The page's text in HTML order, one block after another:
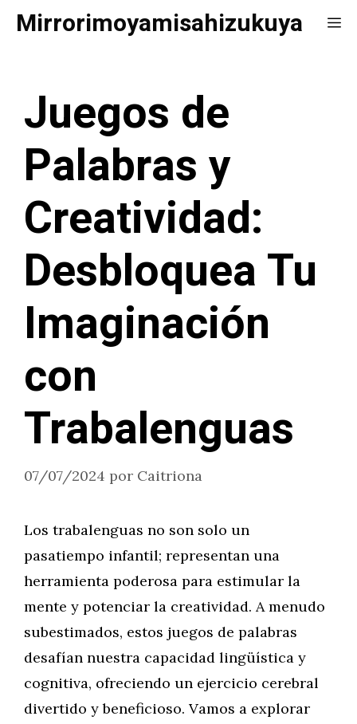
Saltar
Mirrorimoyamisahizukuya
Juegos de
Palabras y
Creatividad:
Desbloquea Tu
Imaginación
con
Trabalenguas
07/07/2024 por Caitriona
Los trabalenguas no son solo un
pasatiempo infantil; representan una
herramienta poderosa para estimular la
mente y potenciar la creatividad. A menudo
subestimados, estos juegos de palabras
desafían nuestra capacidad lingüística y
cognitiva, ofreciendo un ejercicio cerebral
divertido y beneficioso. Vamos a explorar